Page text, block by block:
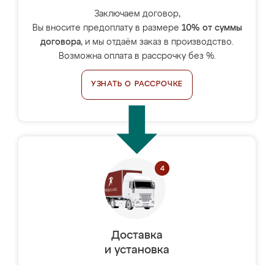
Заключаем договор,
Вы вносите предоплату в размере 10% от суммы
договора, и мы отдаём заказ в производство.
Возможна оплата в рассрочку без %.
УЗНАТЬ О РАССРОЧКЕ
Доставка
и установка